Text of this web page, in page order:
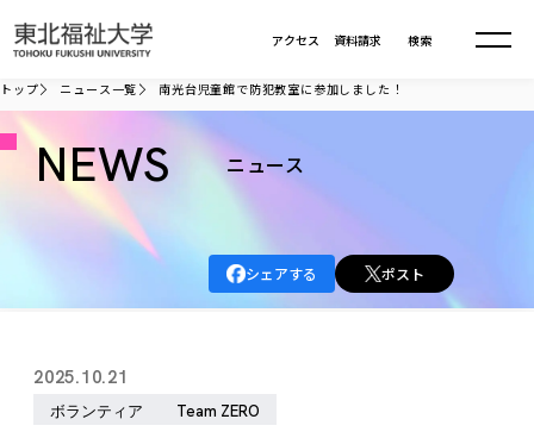
資料請求
アクセス 検索
大学について
建学の精神・教育の理念
大学の概要
大学の歩み
大学の取り組み
学部・大学院
学部・大学院TOP
共生まちづくり学部
トップ ニュース一覧 南光台児童館で防犯教室に参加しました！
NEWS ニュース
シェアする ポスト
2025.10.21
ボランティア Team ZERO